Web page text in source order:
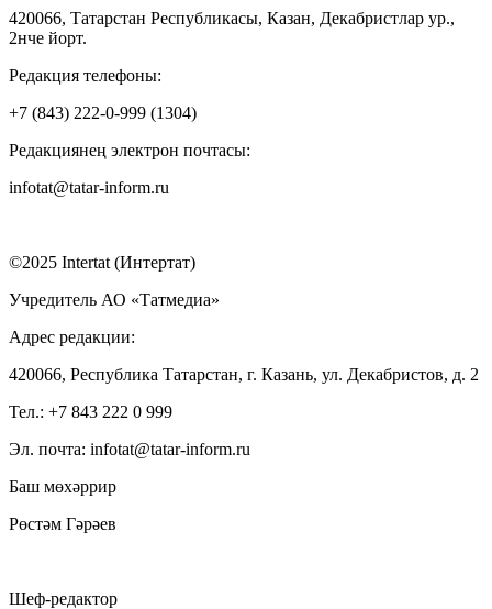
420066, Татарстан Республикасы, Казан, Декабристлар ур.,
2нче йорт.
Редакция телефоны:
+7 (843) 222-0-999 (1304)
Редакциянең электрон почтасы:
infotat@tatar-inform.ru
©2025 Intertat (Интертат)
Учредитель АО «Татмедиа»
Адрес редакции:
420066, Республика Татарстан, г. Казань, ул. Декабристов, д. 2
Тел.: +7 843 222 0 999
Эл. почта: infotat@tatar-inform.ru
Баш мөхәррир
Рөстәм Гәрәев
Шеф-редактор